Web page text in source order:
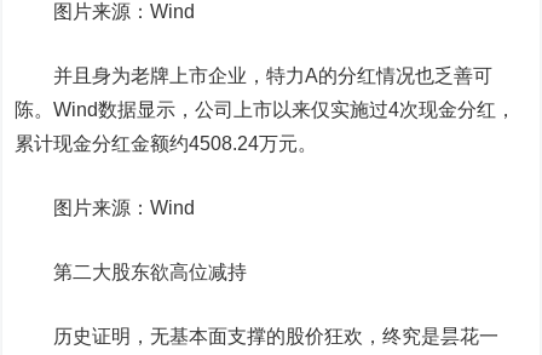
图片来源：Wind
并且身为老牌上市企业，特力A的分红情况也乏善可
陈。Wind数据显示，公司上市以来仅实施过4次现金分红，
累计现金分红金额约4508.24万元。
图片来源：Wind
第二大股东欲高位减持
历史证明，无基本面支撑的股价狂欢，终究是昙花一